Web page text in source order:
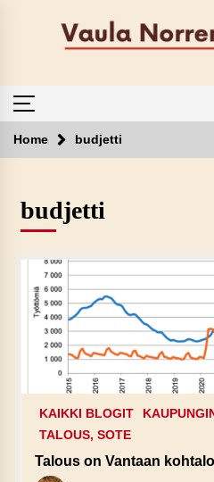
Home budjetti
budjetti
KAIKKI BLOGIT
TALOUS, SOTE
Talous on Vantaan